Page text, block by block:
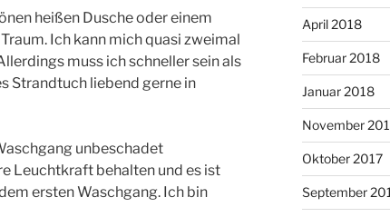
heißen Dusche oder einem
Ich kann mich quasi zweimal
muss ich schneller sein als
Strandtuch liebend gerne in
unbeschadet
Leuchtkraft behalten und es ist
ersten Waschgang. Ich bin
April 2018
Februar 2018
Januar 2018
November
Oktober 2017
September